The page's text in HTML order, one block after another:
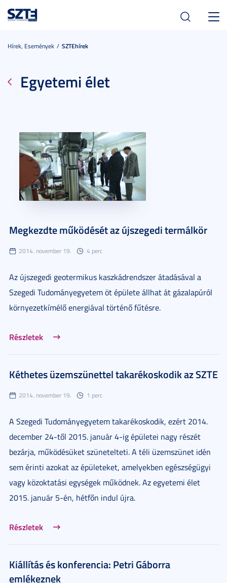
Hírek, Események SZTEhírek
Egyetemi élet
Megkezdte működését az újszegedi termálkör
2014. november 19. 4 perc
Az újszegedi geotermikus kaszkádrendszer átadásával a
Szegedi Tudományegyetem öt épülete állhat át gázalapúról
környezetkímélő energiával történő fűtésre.
Részletek
Kéthetes üzemszünettel takarékoskodik az SZTE
2014. november 19. 1 perc
A Szegedi Tudományegyetem takarékoskodik, ezért 2014.
december 24-től 2015. január 4-ig épületei nagy részét
bezárja, működésüket szünetelteti. A téli üzemszünet idén
sem érinti azokat az épületeket, amelyekben egészségügyi
vagy közoktatási egységek működnek. Az egyetemi élet
2015. január 5-én, hétfőn indul újra.
Részletek
Kiállítás és konferencia: Petri Gáborra
emlékeznek